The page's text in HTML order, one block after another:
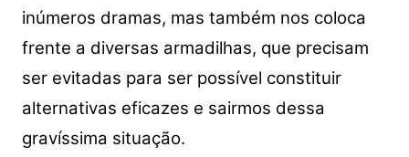
inúmeros dramas, mas também nos coloca
frente a diversas armadilhas, que precisam
ser evitadas para ser possível constituir
alternativas eficazes e sairmos dessa
gravíssima situação.